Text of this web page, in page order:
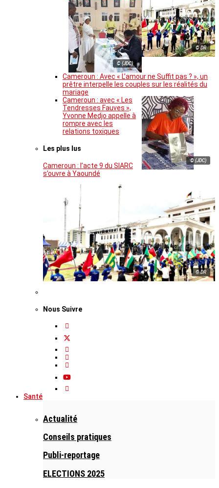
© DR
© (JDC)
Cameroun : Avec « L’amour ne Suffit pas ? », un
prêtre interpelle les couples sur les réalités du
mariage
© (JDC)
Cameroun : avec « Les
Tendresses Fauves »,
Yvonne Medjo appelle à
rompre avec les
relations toxiques
Les plus lus
Cameroun : l’acte 9 du SIARC
s’ouvre à Yaoundé
© DR
Nous Suivre
Santé
Actualité
Conseils pratiques
Publi-reportage
ELECTIONS 2025